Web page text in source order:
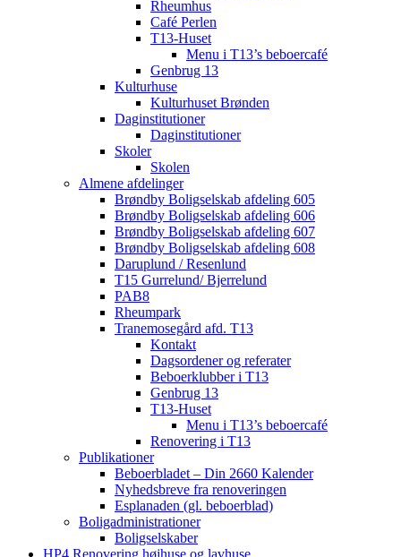
Rheumhus
Café Perlen
T13-Huset
Menu i T13’s beboercafé
Genbrug 13
Kulturhuse
Kulturhuset Brønden
Daginstitutioner
Daginstitutioner
Skoler
Skolen
Almene afdelinger
Brøndby Boligselskab afdeling 605
Brøndby Boligselskab afdeling 606
Brøndby Boligselskab afdeling 607
Brøndby Boligselskab afdeling 608
Daruplund / Resenlund
T15 Gurrelund/ Bjerrelund
PAB8
Rheumpark
Tranemosegård afd. T13
Kontakt
Dagsordener og referater
Beboerklubber i T13
Genbrug 13
T13-Huset
Menu i T13’s beboercafé
Renovering i T13
Publikationer
Beboerbladet – Din 2660 Kalender
Nyhedsbreve fra renoveringen
Esplanaden (gl. beboerblad)
Boligadministrationer
Boligselskaber
HP4 Renovering højhuse og lavhuse